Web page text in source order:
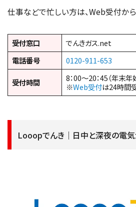
仕事などで忙しい方は、Web受付か
受付窓口
でんきガス.net
電話番号
0120-911-653
受付時間
8：00～20：45（年末年
※Web受付は24時間
Looopでんき｜日中と深夜の電